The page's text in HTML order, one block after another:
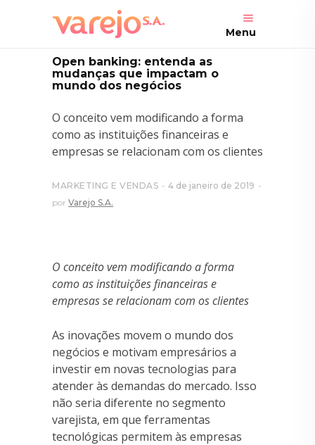
Menu
Open banking: entenda as
mudanças que impactam o
mundo dos negócios
O conceito vem modificando a forma
como as instituições financeiras e
empresas se relacionam com os clientes
MARKETING E VENDAS
4 de janeiro de 2019
por Varejo S.A.
O conceito vem modificando a forma
como as instituições financeiras e
empresas se relacionam com os clientes
As inovações movem o mundo dos
negócios e motivam empresários a
investir em novas tecnologias para
atender às demandas do mercado. Isso
não seria diferente no segmento
varejista, em que ferramentas
tecnológicas permitem às empresas